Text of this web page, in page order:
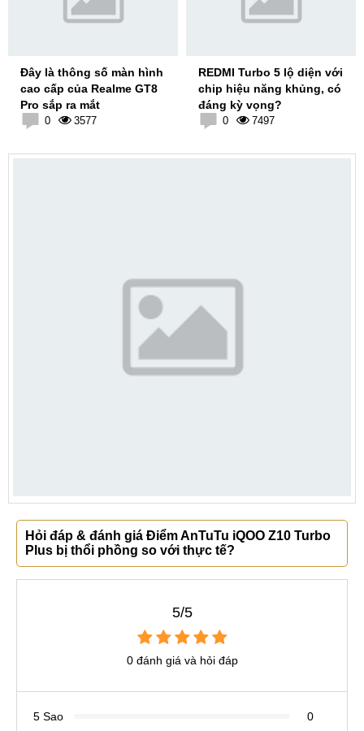
Đây là thông số màn hình
cao cấp của Realme GT8
Pro sắp ra mắt
0 3577
REDMI Turbo 5 lộ diện với
chip hiệu năng khủng, có
đáng kỳ vọng?
0 7497
Hỏi đáp & đánh giá Điểm AnTuTu iQOO Z10 Turbo
Plus bị thổi phồng so với thực tế?
5/5
0 đánh giá và hỏi đáp
5 Sao
0